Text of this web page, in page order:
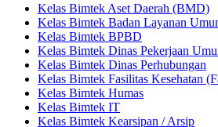
Kelas Bimtek Aset Daerah (BMD)
Kelas Bimtek Badan Layanan
Kelas Bimtek BPBD
Kelas Bimtek Dinas Pekerjaan
Kelas Bimtek Dinas Perhubungan
Kelas Bimtek Fasilitas Kesehatan
Kelas Bimtek Humas
Kelas Bimtek IT
Kelas Bimtek Kearsipan / Arsip